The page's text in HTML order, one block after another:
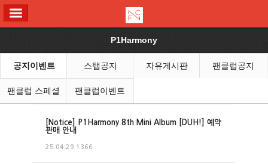
P1Harmony
공지이벤트 스탭공지 자유게시판 팬클럽공지
팬클럽 스페셜 팬클럽이벤트
[Notice] P1Harmony 8th Mini Album [DUH!] 예약
판매 안내
25.04.29 1366